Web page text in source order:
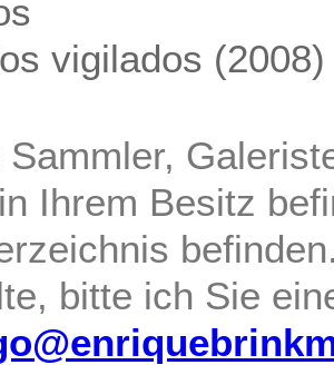
vigilados (2008)
Sammler,
Ihrem Besitz
bitte ich Sie